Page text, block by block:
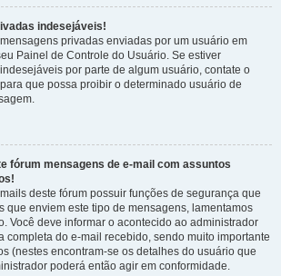
indesejáveis!
privadas enviadas por um usuário em
Painel de Controle do Usuário. Se estiver
por parte de algum usuário, contate o
que possa proibir o determinado usuário de
fórum mensagens de e-mail com assuntos
deste fórum possuir funções de segurança que
que enviem este tipo de mensagens, lamentamos
Você deve informar o acontecido ao administrador
completa do e-mail recebido, sendo muito importante
(nestes encontram-se os detalhes do usuário que
poderá então agir em conformidade.